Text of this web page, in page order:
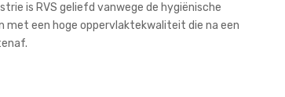
is RVS geliefd vanwege de hygiënische
met een hoge oppervlaktekwaliteit die na een